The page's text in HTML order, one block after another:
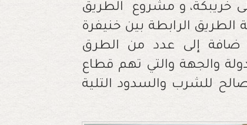
بن صالح الى خريبكة، و مشروع الطريق
الطريق الرابطة بين خنيفرة
ضافة إلى عدد من الطرق
والجهة والتي تهم قطاع
للشرب والسدود التلية